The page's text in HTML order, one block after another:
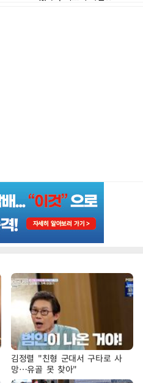
김정렬 "친형 군대서 구타로 사
망…유골 못 찾아"